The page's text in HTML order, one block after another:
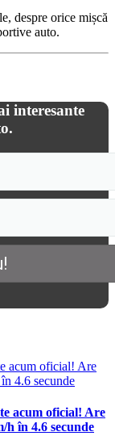
despre orice mișcă
auto.
interesante
acum oficial! Are
h în 4.6 secunde